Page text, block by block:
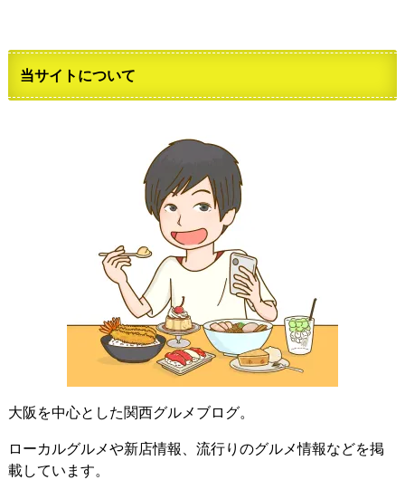
当サイトについて
大阪を中心とした関西グルメブログ。
ローカルグルメや新店情報、流行りのグルメ情報などを掲
載しています。